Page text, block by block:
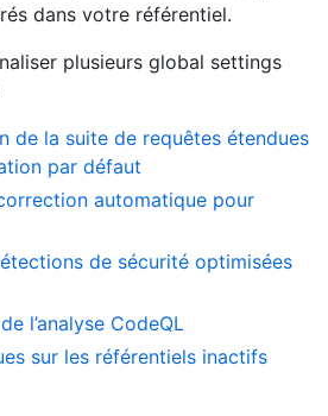
dans votre référentiel.
plusieurs global settings
de la suite de requêtes étendues
par défaut
automatique pour
de sécurité optimisées
l’analyse CodeQL
sur les référentiels inactifs